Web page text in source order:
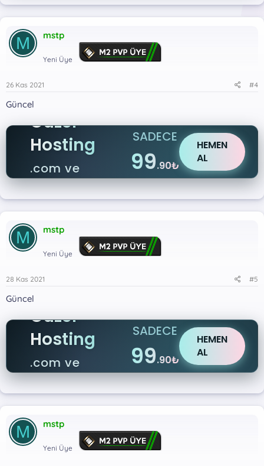
M mstp
Yeni Üye
26 Kas 2021 #4
Güncel
Güzel
Hosting
.com ve
.net
SADECE
99.90₺
HEMEN
AL
M mstp
Yeni Üye
28 Kas 2021 #5
Güncel
Güzel
Hosting
.com ve
.net
SADECE
99.90₺
HEMEN
AL
M mstp
Yeni Üye